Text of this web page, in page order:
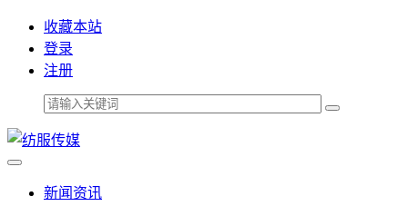
收藏本站
登录
注册
新闻资讯